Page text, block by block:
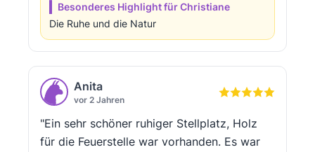
Besonderes Highlight für Christiane
Die Ruhe und die Natur
Anita
vor 2 Jahren
"Ein sehr schöner ruhiger Stellplatz, Holz
für die Feuerstelle war vorhanden. Es war